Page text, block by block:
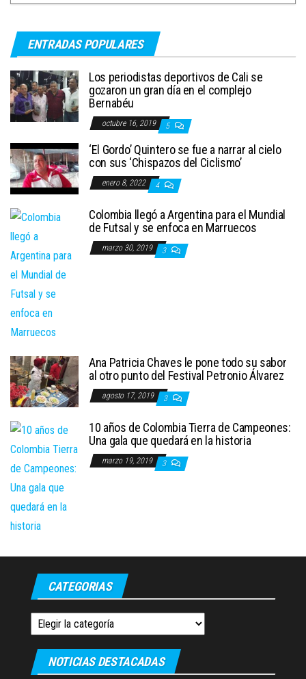
ENTRADAS POPULARES
Los periodistas deportivos de Cali se
gozaron un gran día en el complejo
Bernabéu
octubre 16, 2019 5
‘El Gordo’ Quintero se fue a narrar al cielo
con sus ‘Chispazos del Ciclismo’
enero 8, 2022 4
Colombia llegó a Argentina para el Mundial
de Futsal y se enfoca en Marruecos
marzo 30, 2019 3
Ana Patricia Chaves le pone todo su sabor
al otro punto del Festival Petronio Álvarez
agosto 17, 2019 3
10 años de Colombia Tierra de Campeones:
Una gala que quedará en la historia
marzo 19, 2019 3
CATEGORIAS
Categorias
NOTICIAS DESTACADAS